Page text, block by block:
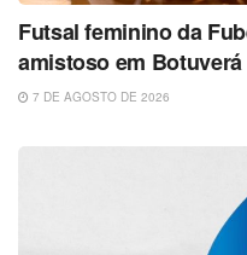
Futsal feminino da
amistoso em Botuverá
7 DE AGOSTO DE 2026